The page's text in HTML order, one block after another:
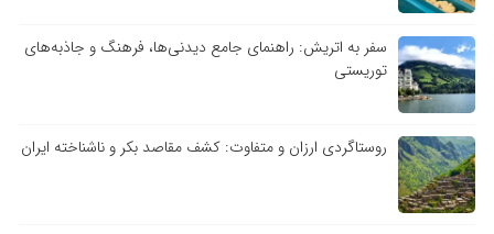
سفر به اتریش: راهنمای جامع دیدنی‌ها، فرهنگ و جاذبه‌های
توریستی
روستاگردی ارزان و متفاوت: کشف مقاصد بکر و ناشناخته ایران